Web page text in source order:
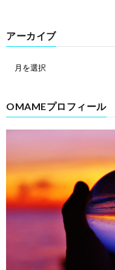
アーカイブ
OMAMEプロフィール